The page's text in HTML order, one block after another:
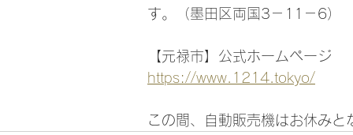
す。（墨田区両国3－11－6）
【元禄市】公式ホームページ
https://www.1214.tokyo/
この間、自動販売機はお休みと